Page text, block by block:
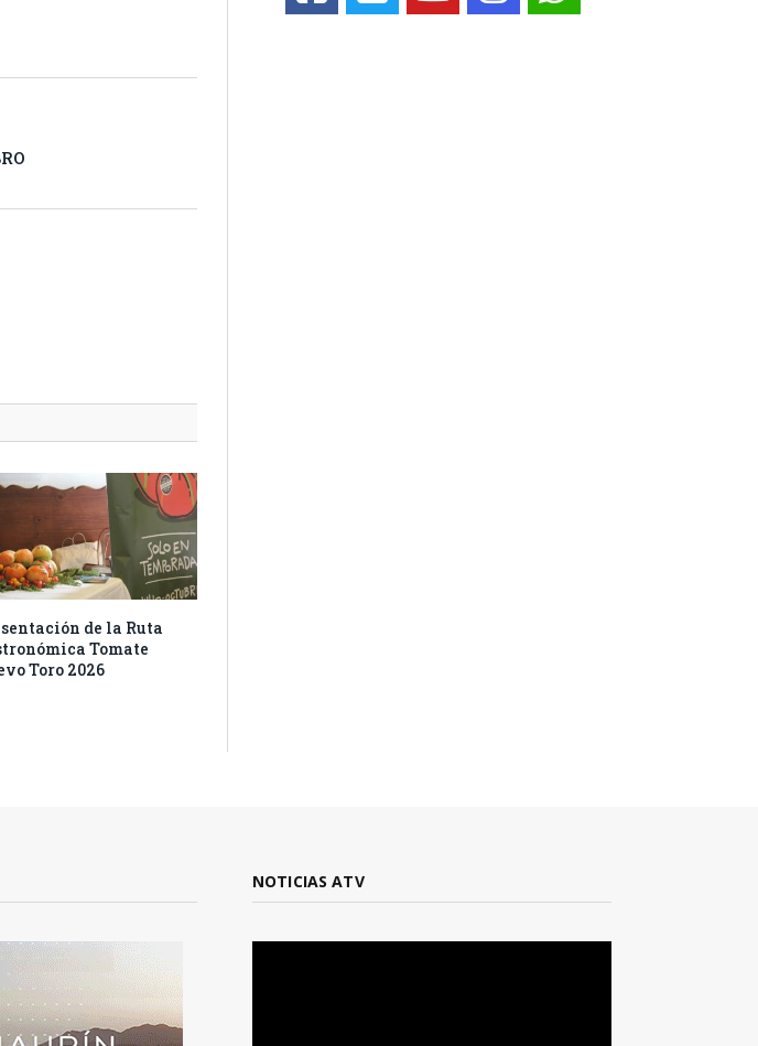
de la Ruta
Tomate
Toro 2026
NOTICIAS ATV